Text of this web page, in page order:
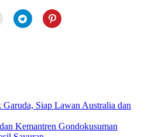
Garuda, Siap Lawan Australia dan
Kemantren Gondokusuman